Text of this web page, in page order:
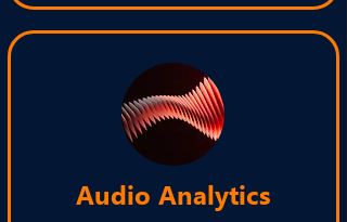
Audio Analytics